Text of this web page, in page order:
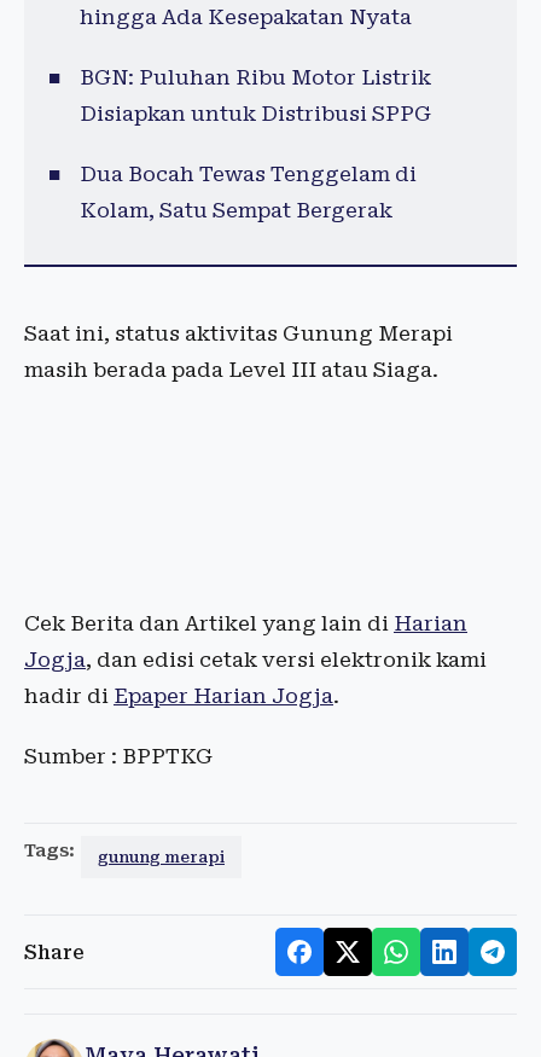
hingga Ada Kesepakatan Nyata
BGN: Puluhan Ribu Motor Listrik
Disiapkan untuk Distribusi SPPG
Dua Bocah Tewas Tenggelam di
Kolam, Satu Sempat Bergerak
Saat ini, status aktivitas Gunung Merapi
masih berada pada Level III atau Siaga.
Cek Berita dan Artikel yang lain di Harian
Jogja, dan edisi cetak versi elektronik kami
hadir di Epaper Harian Jogja.
Sumber : BPPTKG
Tags: gunung merapi
Share